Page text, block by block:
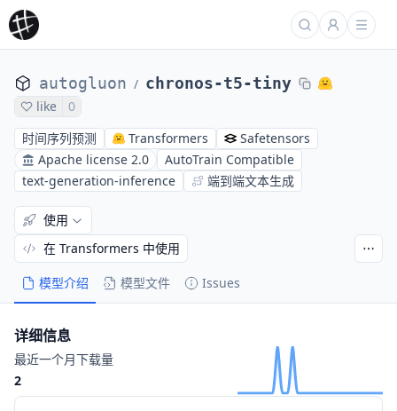
autogluon / chronos-t5-tiny
like
0
时间序列预测
Transformers
Safetensors
Apache license 2.0
AutoTrain Compatible
text-generation-inference
端到端文本生成
模型介绍 模型文件 Issues
使用
在 Transformers 中使用
详细信息
最近一个月下载量
2